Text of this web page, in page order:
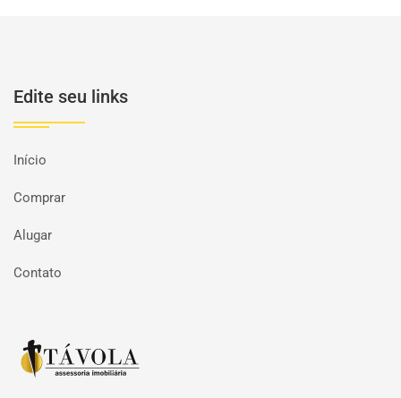
Edite seu links
Início
Comprar
Alugar
Contato
Página inicial